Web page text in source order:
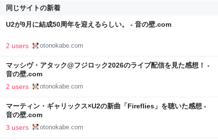
同じサイトの新着
U2が9月に結成50周年を迎えるらしい。 - 音の壁.com
2 users otonokabe.com
マッシヴ・アタック@フジロック2026のライブ配信を見た感想！ -
音の壁.com
2 users otonokabe.com
マーティン・ギャリックス×U2の新曲「Fireflies」を聴いた感想 -
音の壁.com
3 users otonokabe.com